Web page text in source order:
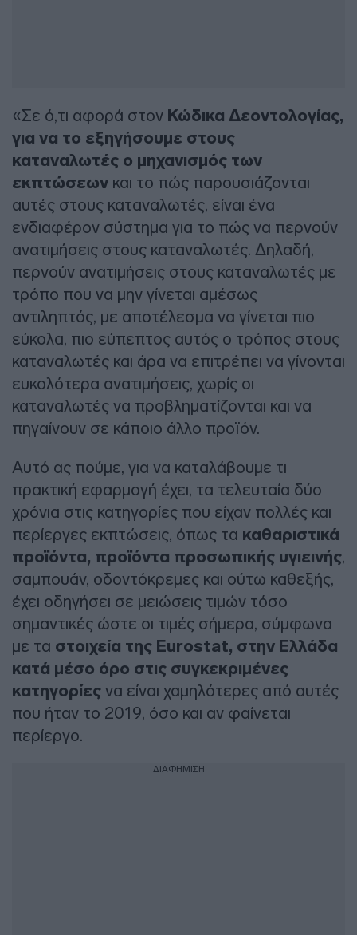
«Σε ό,τι αφορά στον Κώδικα Δεοντολογίας,
για να το εξηγήσουμε στους
καταναλωτές ο μηχανισμός των
εκπτώσεων και το πώς παρουσιάζονται
αυτές στους καταναλωτές, είναι ένα
ενδιαφέρον σύστημα για το πώς να περνούν
ανατιμήσεις στους καταναλωτές. Δηλαδή,
περνούν ανατιμήσεις στους καταναλωτές με
τρόπο που να μην γίνεται αμέσως
αντιληπτός, με αποτέλεσμα να γίνεται πιο
εύκολα, πιο εύπεπτος αυτός ο τρόπος στους
καταναλωτές και άρα να επιτρέπει να γίνονται
ευκολότερα ανατιμήσεις, χωρίς οι
καταναλωτές να προβληματίζονται και να
πηγαίνουν σε κάποιο άλλο προϊόν.
Αυτό ας πούμε, για να καταλάβουμε τι
πρακτική εφαρμογή έχει, τα τελευταία δύο
χρόνια στις κατηγορίες που είχαν πολλές και
περίεργες εκπτώσεις, όπως τα καθαριστικά
προϊόντα, προϊόντα προσωπικής υγιεινής,
σαμπουάν, οδοντόκρεμες και ούτω καθεξής,
έχει οδηγήσει σε μειώσεις τιμών τόσο
σημαντικές ώστε οι τιμές σήμερα, σύμφωνα
με τα στοιχεία της Eurostat, στην Ελλάδα
κατά μέσο όρο στις συγκεκριμένες
κατηγορίες να είναι χαμηλότερες από αυτές
που ήταν το 2019, όσο και αν φαίνεται
περίεργο.
ΔΙΑΦΗΜΙΣΗ